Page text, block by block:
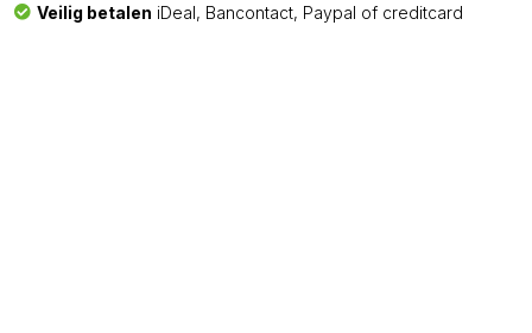
Veilig betalen iDeal, Bancontact, Paypal of creditcard